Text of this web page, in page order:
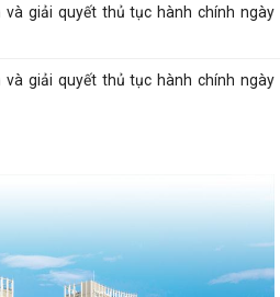
giải quyết thủ tục hành chính ngày
giải quyết thủ tục hành chính ngày
và giải quyết thủ tục hành chính ngày
và giải quyết thủ tục hành chính ngày